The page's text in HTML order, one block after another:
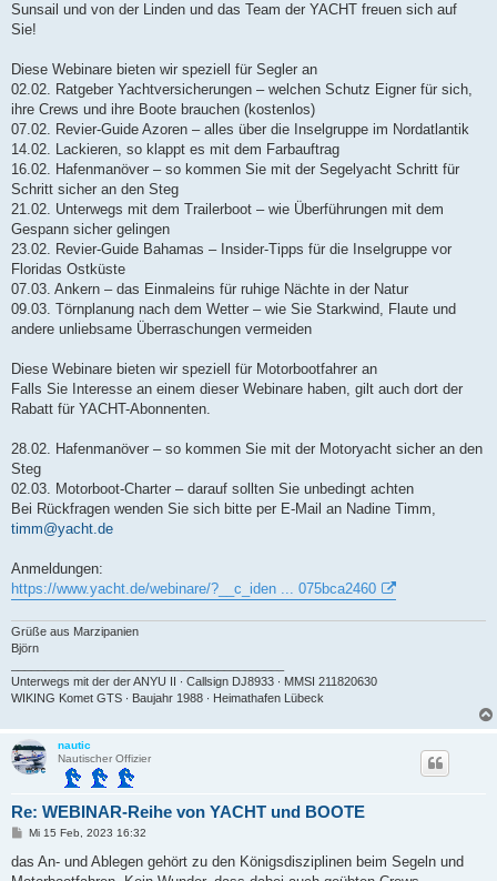
Sunsail und von der Linden und das Team der YACHT freuen sich auf
Sie!
Diese Webinare bieten wir speziell für Segler an
02.02. Ratgeber Yachtversicherungen – welchen Schutz Eigner für sich,
ihre Crews und ihre Boote brauchen (kostenlos)
07.02. Revier-Guide Azoren – alles über die Inselgruppe im Nordatlantik
14.02. Lackieren, so klappt es mit dem Farbauftrag
16.02. Hafenmanöver – so kommen Sie mit der Segelyacht Schritt für
Schritt sicher an den Steg
21.02. Unterwegs mit dem Trailerboot – wie Überführungen mit dem
Gespann sicher gelingen
23.02. Revier-Guide Bahamas – Insider-Tipps für die Inselgruppe vor
Floridas Ostküste
07.03. Ankern – das Einmaleins für ruhige Nächte in der Natur
09.03. Törnplanung nach dem Wetter – wie Sie Starkwind, Flaute und
andere unliebsame Überraschungen vermeiden
Diese Webinare bieten wir speziell für Motorbootfahrer an
Falls Sie Interesse an einem dieser Webinare haben, gilt auch dort der
Rabatt für YACHT-Abonnenten.
28.02. Hafenmanöver – so kommen Sie mit der Motoryacht sicher an den
Steg
02.03. Motorboot-Charter – darauf sollten Sie unbedingt achten
Bei Rückfragen wenden Sie sich bitte per E-Mail an Nadine Timm,
timm@yacht.de
Anmeldungen:
https://www.yacht.de/webinare/?__c_iden ... 075bca2460
Grüße aus Marzipanien
Björn
Unterwegs mit der der ANYU II ∙ Callsign DJ8933 ∙ MMSI 211820630
WIKING Komet GTS ∙ Baujahr 1988 ∙ Heimathafen Lübeck
nautic
Nautischer Offizier
Re: WEBINAR-Reihe von YACHT und BOOTE
B
i
Mi 15 Feb, 2023 16:32
das An- und Ablegen gehört zu den Königsdisziplinen beim Segeln und